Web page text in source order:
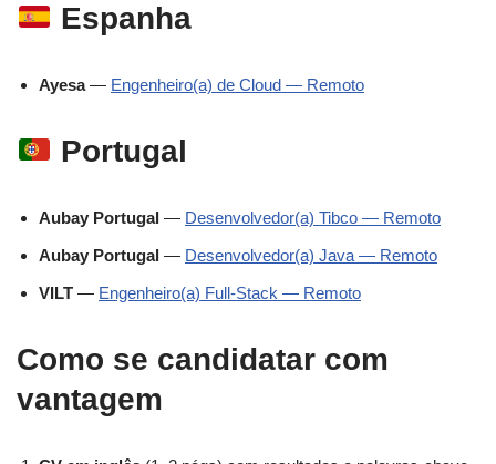
Espanha
Ayesa— Engenheiro(a) de Cloud — Remoto
Portugal
Aubay Portugal — Desenvolvedor(a) Tibco — Remoto
Aubay Portugal — Desenvolvedor(a) Java — Remoto
VILT — Engenheiro(a) Full-Stack — Remoto
Como se candidatar com
vantagem